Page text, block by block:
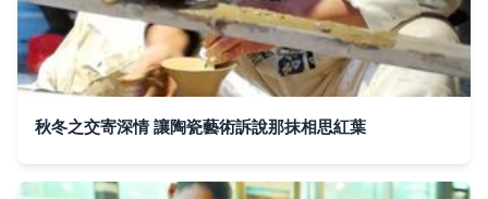
秋冬之交寄深情 讓陶瓷藝術訴說那抹相思紅葉